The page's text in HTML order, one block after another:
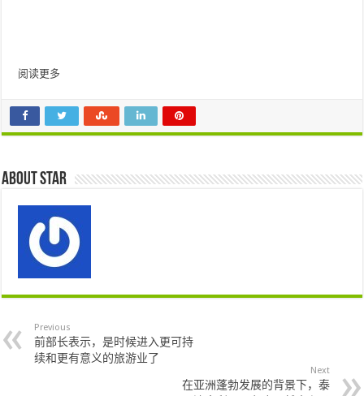
阅读更多
About star
Previous
前部长表示，是时候进入更可持
续和更有意义的旅游业了
Next
在亚洲蓬勃发展的背景下，泰